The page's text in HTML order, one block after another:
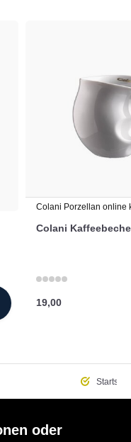
Colani Porzellan online
Colani
19,00
oder